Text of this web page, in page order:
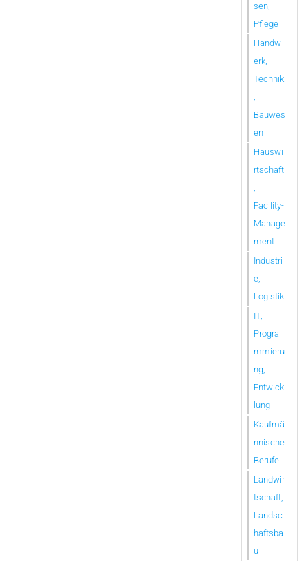
sen,
Pflege
Handw
erk,
Technik
Bauwes
en
Hauswi
rtschaft
Facility-
Manage
ment
Industri
e,
Logistik
IT,
Progra
mmieru
ng,
Entwick
lung
Kaufmä
nnische
Berufe
Landwir
tschaft,
Landsc
haftsba
u